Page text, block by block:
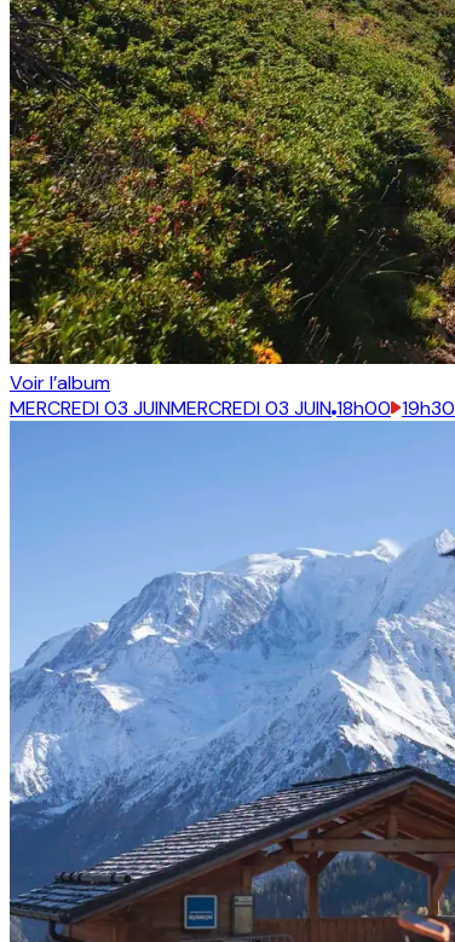
Voir l’album
MERCREDI 03 JUINMERCREDI 03 JUIN18h00 19h30